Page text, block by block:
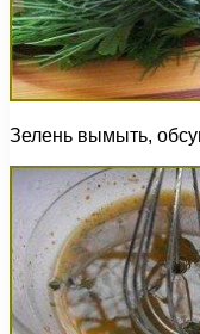
Зелень вымыть,